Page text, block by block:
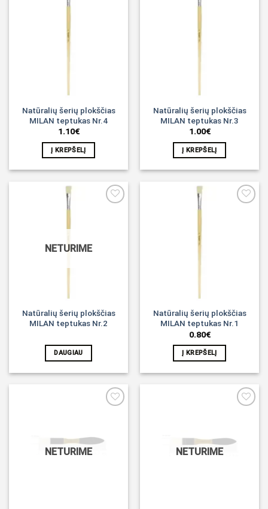
Natūralių šerių plokščias
MILAN teptukas Nr.4
1.10€
Į KREPŠELĮ
Natūralių šerių plokščias
MILAN teptukas Nr.3
1.00€
Į KREPŠELĮ
NETURIME
Natūralių šerių plokščias
MILAN teptukas Nr.2
DAUGIAU
Natūralių šerių plokščias
MILAN teptukas Nr.1
0.80€
Į KREPŠELĮ
NETURIME NETURIME